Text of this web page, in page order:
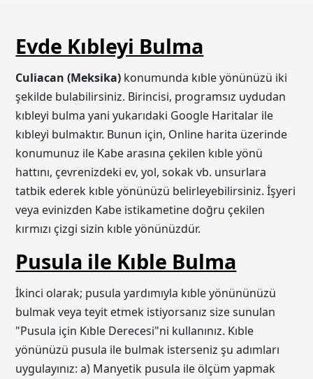
Evde Kıbleyi Bulma
Culiacan (Meksika) konumunda kıble yönünüzü iki
şekilde bulabilirsiniz. Birincisi, programsız uydudan
kıbleyi bulma yani yukarıdaki Google Haritalar ile
kıbleyi bulmaktır. Bunun için, Online harita üzerinde
konumunuz ile Kabe arasına çekilen kıble yönü
hattını, çevrenizdeki ev, yol, sokak vb. unsurlara
tatbik ederek kıble yönünüzü belirleyebilirsiniz. İşyeri
veya evinizden Kabe istikametine doğru çekilen
kırmızı çizgi sizin kıble yönünüzdür.
Pusula ile Kıble Bulma
İkinci olarak; pusula yardımıyla kıble yönününüzü
bulmak veya teyit etmek istiyorsanız size sunulan
"Pusula için Kıble Derecesi"ni kullanınız. Kıble
yönünüzü pusula ile bulmak isterseniz şu adımları
uygulayınız: a) Manyetik pusula ile ölçüm yapmak